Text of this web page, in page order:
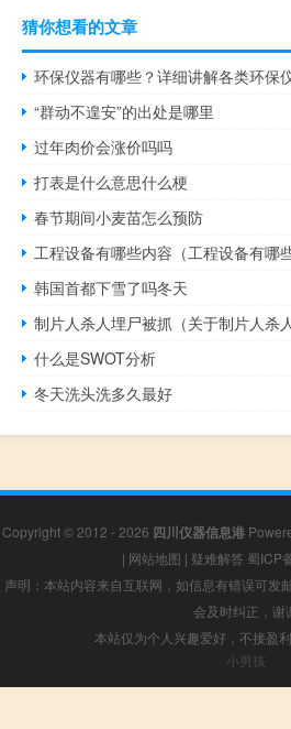
猜你想看的文章
环保仪器有哪些？详细讲解各类环保
“群动不遑安”的出处是哪里
过年肉价会涨价吗吗
打表是什么意思什么梗
春节期间小麦苗怎么预防
工程设备有哪些内容（工程设备有哪些
韩国首都下雪了吗冬天
制片人杀人埋尸被抓（关于制片人杀
什么是SWOT分析
冬天洗头洗多久最好
Copyright © 2012 - 2026 四川仪器信息港
| 网站地图 | 疑难解答 蜀ICP
声明：本站内容来自互联网，如信息有错误可发
会及时纠正，谢
本站仅为个人兴趣爱好，不接盈
小男孩